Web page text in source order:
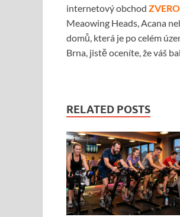
internetový obchod
Meaowing Heads, Acana
domů, která je po celém
Brna, jistě oceníte, že váš
RELATED POSTS